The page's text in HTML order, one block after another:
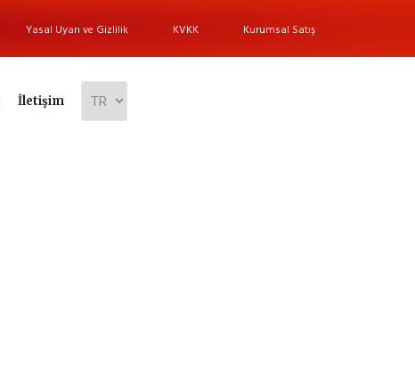
Yasal Uyarı ve Gizlilik KVKK Kurumsal Satış
İletişim